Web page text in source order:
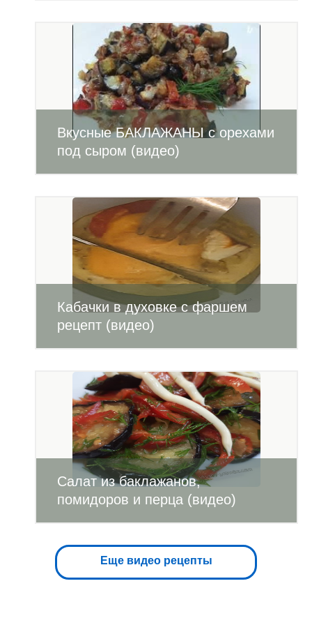
Вкусные БАКЛАЖАНЫ с орехами
под сыром (видео)
Кабачки в духовке с фаршем
рецепт (видео)
Салат из баклажанов,
помидоров и перца (видео)
Еще видео рецепты